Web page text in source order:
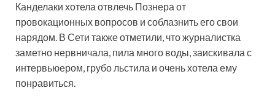
Канделаки хотела отвлечь Познера от
провокационных вопросов и соблазнить его свои
нарядом. В Сети также отметили, что журналистка
заметно нервничала, пила много воды, заискивала с
интервьюером, грубо льстила и очень хотела ему
понравиться.